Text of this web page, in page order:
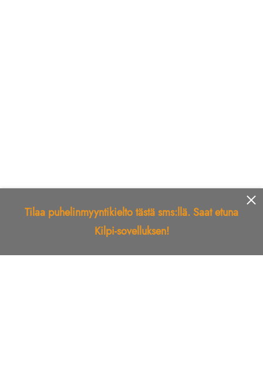
Tilaa puhelinmyyntikielto tästä sms:llä. Saat etuna
Kilpi-sovelluksen!